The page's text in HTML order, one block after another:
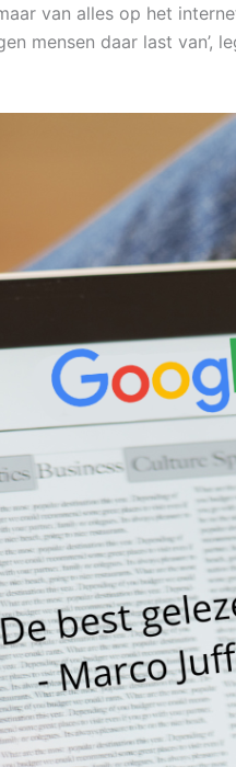
van alles op het
mensen daar last van’,